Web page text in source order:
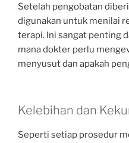
Setelah pengobatan
digunakan untuk menilai
terapi. Ini sangat penting
mana dokter perlu
menyusut dan apakah
Kelebihan dan
Seperti setiap prosedur